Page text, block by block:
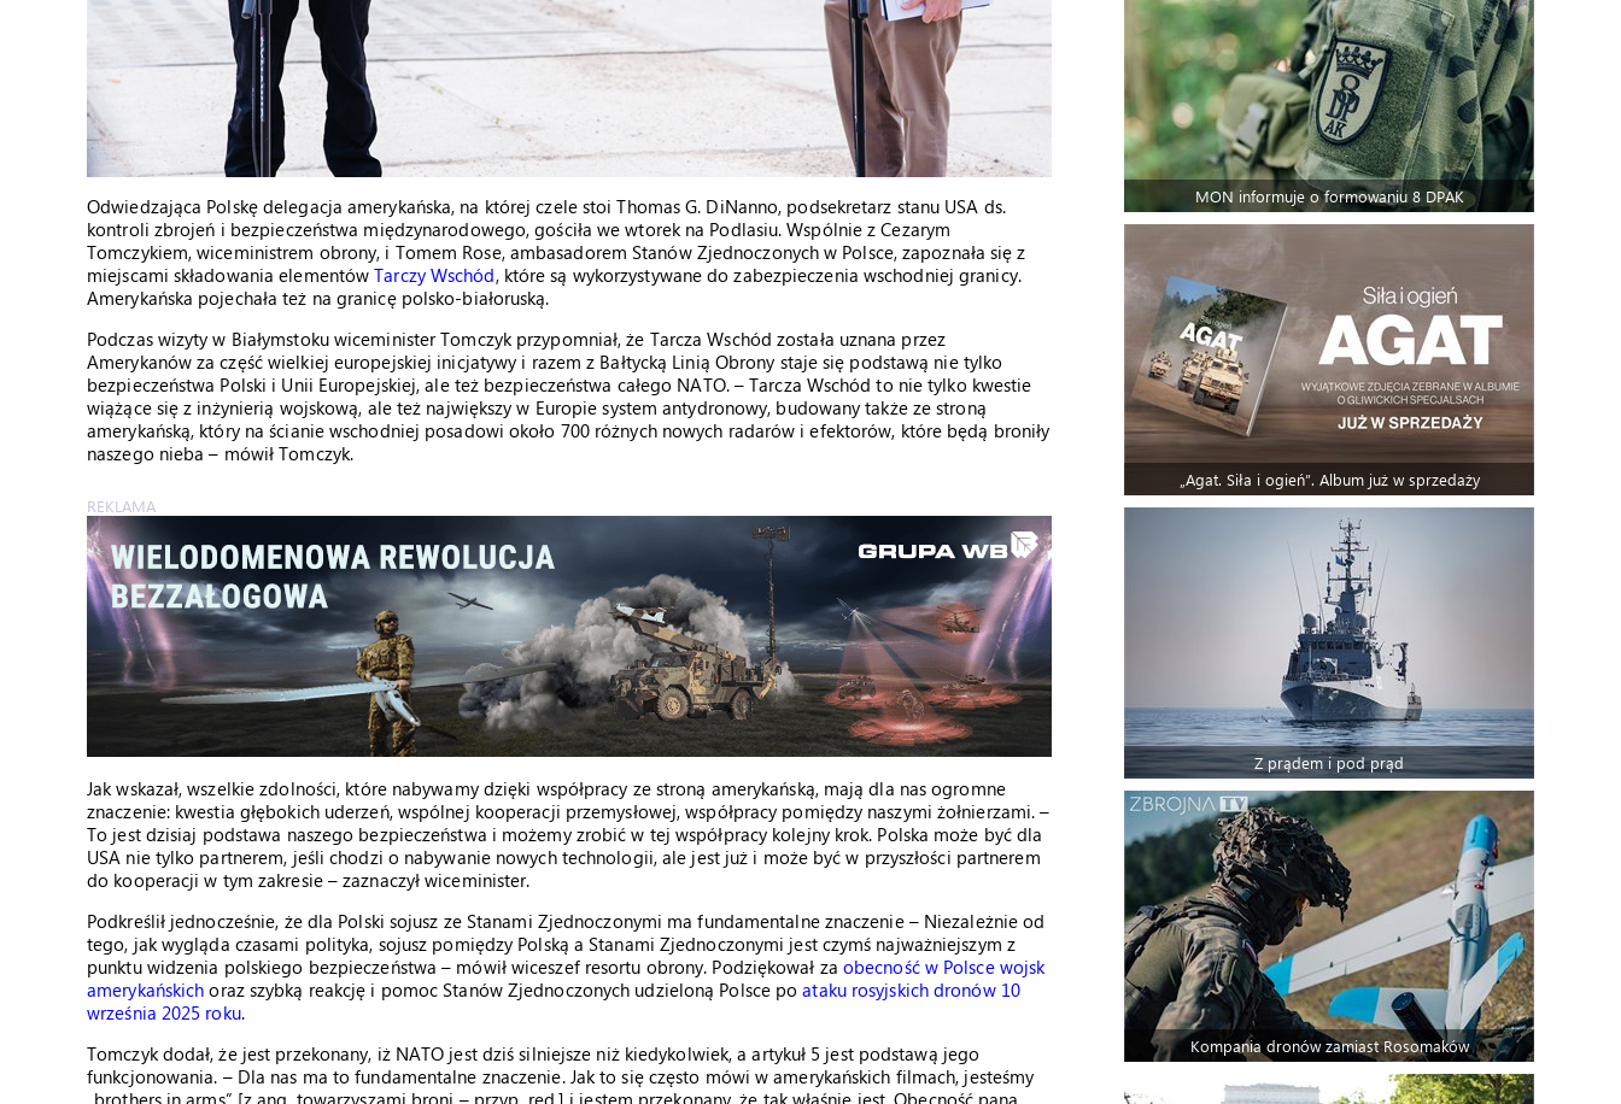
Odwiedzająca Polskę delegacja amerykańska, na której czele stoi Thomas G. DiNanno, podsekretarz stanu USA ds.
kontroli zbrojeń i bezpieczeństwa międzynarodowego, gościła we wtorek na Podlasiu. Wspólnie z Cezarym
Tomczykiem, wiceministrem obrony, i Tomem Rose, ambasadorem Stanów Zjednoczonych w Polsce, zapoznała się z
miejscami składowania elementówTarczy Wschód, które są wykorzystywane do zabezpieczenia wschodniej granicy.
Amerykańska pojechała też na granicę polsko-białoruską.
Podczas wizyty w Białymstoku wiceminister Tomczyk przypomniał, że Tarcza Wschód została uznana przez
Amerykanów za część wielkiej europejskiej inicjatywy i razem z Bałtycką Linią Obrony staje się podstawą nie tylko
bezpieczeństwa Polski i Unii Europejskiej, ale też bezpieczeństwa całego NATO. – Tarcza Wschód to nie tylko kwestie
wiążące się z inżynierią wojskową, ale też największy w Europie system antydronowy, budowany także ze stroną
amerykańską, który na ścianie wschodniej posadowi około 700 różnych nowych radarów i efektorów, które będą broniły
naszego nieba – mówił Tomczyk.
REKLAMA
Jak wskazał, wszelkie zdolności, które nabywamy dzięki współpracy ze stroną amerykańską, mają dla nas ogromne
znaczenie: kwestia głębokich uderzeń, wspólnej kooperacji przemysłowej, współpracy pomiędzy naszymi żołnierzami. –
To jest dzisiaj podstawa naszego bezpieczeństwa i możemy zrobić w tej współpracy kolejny krok. Polska może być dla
USA nie tylko partnerem, jeśli chodzi o nabywanie nowych technologii, ale jest już i może być w przyszłości partnerem
do kooperacji w tym zakresie – zaznaczył wiceminister.
Podkreślił jednocześnie, że dla Polski sojusz ze Stanami Zjednoczonymi ma fundamentalne znaczenie – Niezależnie od
tego, jak wygląda czasami polityka, sojusz pomiędzy Polską a Stanami Zjednoczonymi jest czymś najważniejszym z
punktu widzenia polskiego bezpieczeństwa – mówił wiceszef resortu obrony. Podziękował za obecność w Polsce wojsk
amerykańskich oraz szybką reakcję i pomoc Stanów Zjednoczonych udzieloną Polsce poataku rosyjskich dronów 10
września 2025 roku.
Tomczyk dodał, że jest przekonany, iż NATO jest dziś silniejsze niż kiedykolwiek, a artykuł 5 jest podstawą jego
funkcjonowania. – Dla nas ma to fundamentalne znaczenie. Jak to się często mówi w amerykańskich filmach, jesteśmy
„brothers in arms” [z ang. towarzyszami broni – przyp. red.] i jestem przekonany, że tak właśnie jest. Obecność pana
MON informuje o formowaniu 8 DPAK
„Agat. Siła i ogień”. Album już w sprzedaży
Z prądem i pod prąd
Kompania dronów zamiast Rosomaków